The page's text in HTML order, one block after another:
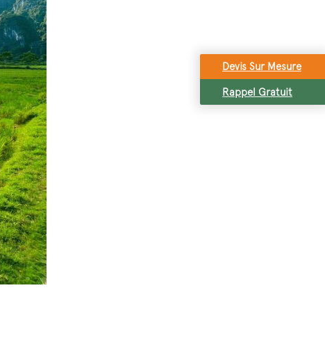
Devis Sur Mesure
Rappel Gratuit